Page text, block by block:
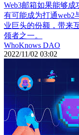
Web3邮箱如果能够
有可能成为打通web2
业巨头的份额，带来
领者之一。
WhoKnows DAO
2022/11/02 03:02